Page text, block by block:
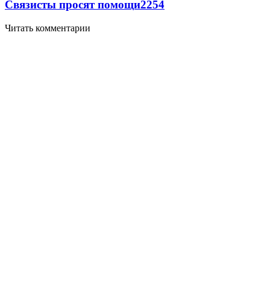
Связисты просят помощи2254
Читать комментарии